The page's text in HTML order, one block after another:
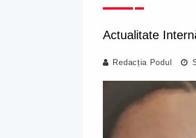
Actualitate
Redacția Podul